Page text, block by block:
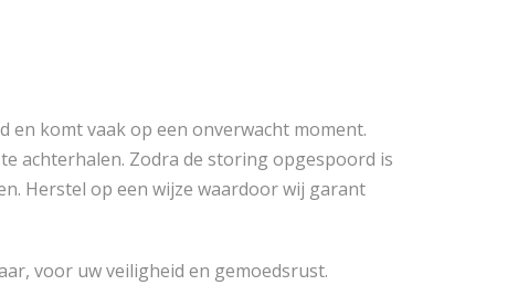
en komt vaak op een onverwacht moment.
achterhalen. Zodra de storing opgespoord is
Herstel op een wijze waardoor wij garant
voor uw veiligheid en gemoedsrust.